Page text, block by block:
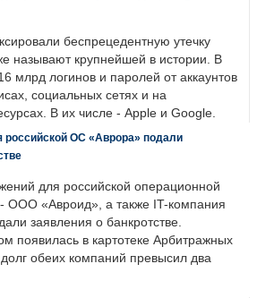
беспрецедентную утечку
называют крупнейшей в истории. В
млрд логинов и паролей от аккаунтов
социальных сетях и на
В их числе - Apple и Google.
российской ОС «Аврора» подали
для российской операционной
ООО «Авроид», а также IT-компания
заявления о банкротстве.
появилась в картотеке Арбитражных
обеих компаний превысил два